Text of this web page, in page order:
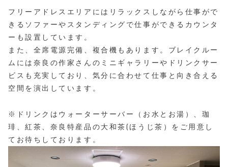
フリーアドレスエリアにはリラックスしながら仕事がで
きるソファーやスタンディングで仕事ができるカウンタ
ーも設置しています。
また、全席電源完備、複合機もあります。ブレイクルー
ムには奈良の作家さんのミニギャラリーやドリンクサー
ビスも充実しており、気分に合わせて仕事と向き合える
空間を演出しています。
※ドリンクはウォーターサーバー（お水とお湯）、珈
琲、紅茶、奈良特産品の大和茶(ほうじ茶）をご用意し
てお待ちしております。